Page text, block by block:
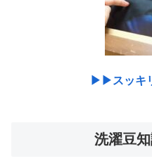
▶︎▶︎スッキ
洗濯豆